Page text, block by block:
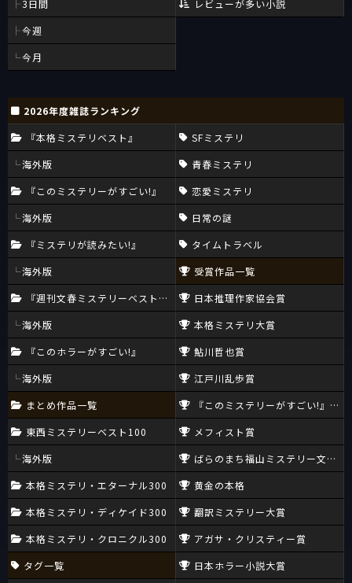
3日間
今週
今月
レビューが多い小説
2026年度雑誌ランキング
『本格ミステリベスト』
海外版
『このミステリーがすごい!』
海外版
『ミステリが読みたい!』
海外版
『週刊文春ミステリーベスト10』
海外版
『このホラーがすごい!』
海外版
まとめ作品一覧
東西ミステリーベスト100
海外版
本格ミステリ・エターナル300
本格ミステリ・ディケイド300
本格ミステリ・クロニクル300
タグ一覧
SFミステリ
青春ミステリ
恋愛ミステリ
日常の謎
タイムトラベル
受賞作品一覧
日本推理作家協会賞
本格ミステリ大賞
鮎川哲也賞
江戸川乱歩賞
『このミステリーがすごい!』大賞
メフィスト賞
ばらのまち福山ミステリー文学新
黄金の本格
翻訳ミステリー大賞
アガサ・クリスティー賞
日本ホラー小説大賞